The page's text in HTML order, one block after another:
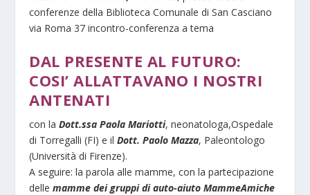
conferenze della Biblioteca Comunale di San Casciano
via Roma 37 incontro-conferenza a tema
DAL PRESENTE AL FUTURO:
COSI’ ALLATTAVANO I NOSTRI
ANTENATI
con laDott.ssa Paola Mariotti, neonatologa,Ospedale
di Torregalli (FI) e ilDott. Paolo Mazza, Paleontologo
(Università di Firenze).
A seguire: la parola alle mamme, con la partecipazione
dellemamme dei gruppi di auto-aiuto MammeAmiche